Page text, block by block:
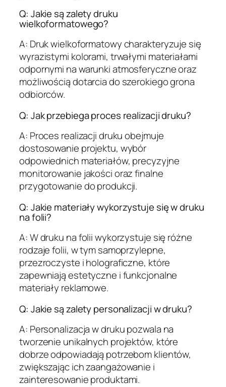
Q: Jakie są zalety druku
wielkoformatowego?
A: Druk wielkoformatowy charakteryzuje się
wyrazistymi kolorami, trwałymi materiałami
odpornymi na warunki atmosferyczne oraz
możliwością dotarcia do szerokiego grona
odbiorców.
Q: Jak przebiega proces realizacji druku?
A: Proces realizacji druku obejmuje
dostosowanie projektu, wybór
odpowiednich materiałów, precyzyjne
monitorowanie jakości oraz finalne
przygotowanie do produkcji.
Q: Jakie materiały wykorzystuje się w druku
na folii?
A: W druku na folii wykorzystuje się różne
rodzaje folii, w tym samoprzylepne,
przezroczyste i holograficzne, które
zapewniają estetyczne i funkcjonalne
materiały reklamowe.
Q: Jakie są zalety personalizacji w druku?
A: Personalizacja w druku pozwala na
tworzenie unikalnych projektów, które
dobrze odpowiadają potrzebom klientów,
zwiększając ich zaangażowanie i
zainteresowanie produktami.